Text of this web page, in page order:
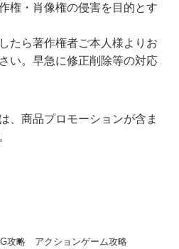
権・肖像権の侵害を目的とす
たら著作権者ご本人様よりお
い。早急に修正削除等の対応
、商品プロモーションが含ま
攻略 アクションゲーム攻略